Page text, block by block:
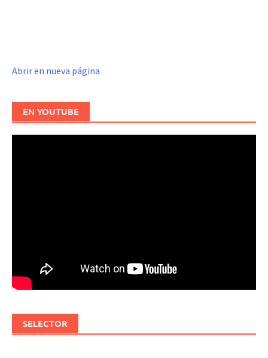
Abrir en nueva página
EN YOUTUBE
SELECTOR